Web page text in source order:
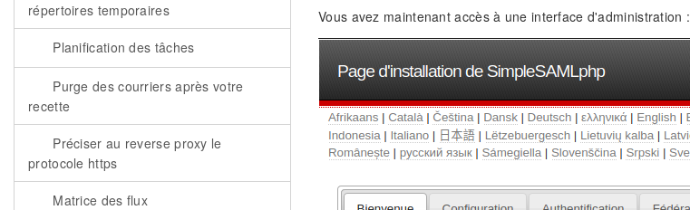
répertoires temporaires
Planification des tâches
Purge des courriers après votre
recette
Préciser au reverse proxy le
protocole https
Matrice des flux
Vous avez maintenant accès à une interface d'administration :